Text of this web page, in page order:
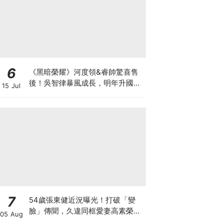
6
15 Jul
《黑暗榮耀》河度領&睿帥驚喜售
後！吳智律暴風成長，明年升國中
7
05 Aug
54歲張東健近況曝光！打破「變
臉」傳聞，久違同框愛妻高素榮甜